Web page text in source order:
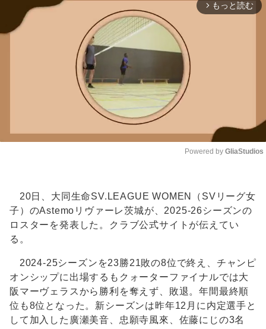
arrow_forward_ios もっと読む
Powered by GliaStudios
20日、大同生命SV.LEAGUE WOMEN（SVリーグ女
子）のAstemoリヴァーレ茨城が、2025-26シーズンの
ロスターを発表した。クラブ公式サイトが伝えてい
る。
2024-25シーズンを23勝21敗の8位で終え、チャンピ
オンシップに出場するもクォーターファイナルでは大
阪マーヴェラスから勝利を奪えず、敗退。年間最終順
位も8位となった。新シーズンは昨年12月に内定選手と
して加入した廣瀬美音、忠願寺風來、佐藤にじの3名